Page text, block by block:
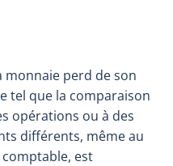
monnaie perd de son
tel que la comparaison
opérations ou à des
différents, même au
est